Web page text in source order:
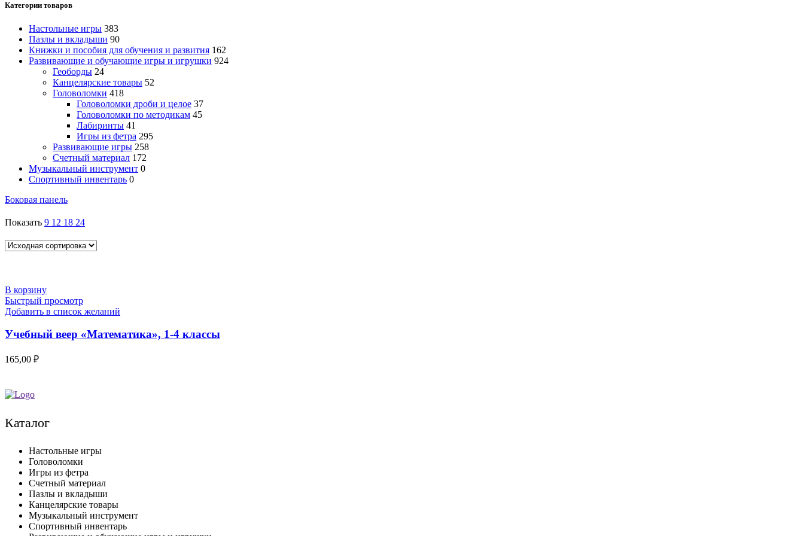
Категории товаров
Настольные игры 383
Пазлы и вкладыши 90
Книжки и пособия для обучения и развития 162
Развивающие и обучающие игры и игрушки 924
Геоборды 24
Канцелярские товары 52
Головоломки 418
Головоломки дроби и целое 37
Головоломки по методикам 45
Лабиринты 41
Игры из фетра 295
Развивающие игры 258
Счетный материал 172
Музыкальный инструмент 0
Спортивный инвентарь 0
Боковая панель
Показать 9 12 18 24
В корзину
Быстрый просмотр
Добавить в список желаний
Учебный веер «Математика», 1-4 классы
165,00 ₽
Каталог
Настольные игры
Головоломки
Игры из фетра
Счетный материал
Пазлы и вкладыши
Канцелярские товары
Музыкальный инструмент
Спортивный инвентарь